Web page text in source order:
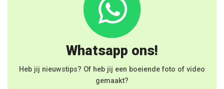
Whatsapp ons!
Heb jij nieuwstips? Of heb jij een boeiende foto of video
gemaakt?